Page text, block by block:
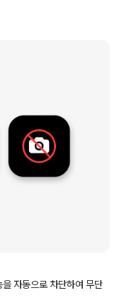
자동으로 차단하여 무단